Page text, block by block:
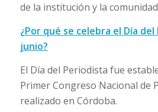
de la institución y la
¿Por qué se celebra el Día
junio?
El Día del Periodista fue
Primer Congreso Nacional de
realizado en Córdoba.